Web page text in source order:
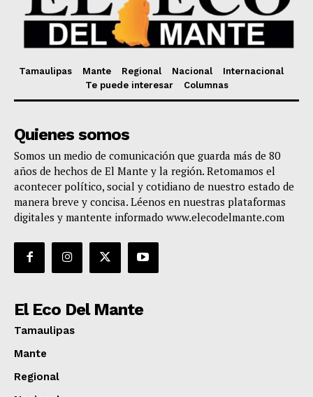
Tamaulipas Mante Regional Nacional
Internacional
Te puede interesar
Columnas
Quienes somos
Somos un medio de comunicación que guarda más de 80
años de hechos de El Mante y la región. Retomamos el
acontecer político, social y cotidiano de nuestro estado de
manera breve y concisa. Léenos en nuestras plataformas
digitales y mantente informado www.elecodelmante.com
El Eco Del Mante
Tamaulipas
Mante
Regional